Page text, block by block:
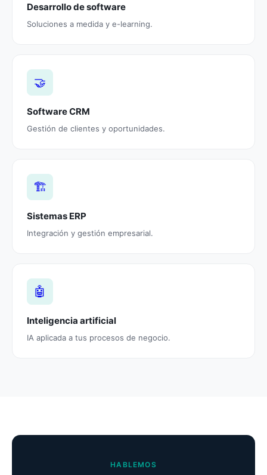
Desarrollo de software
Soluciones a medida y e-learning.
🤝
Software CRM
Gestión de clientes y oportunidades.
🏗️
Sistemas ERP
Integración y gestión empresarial.
🤖
Inteligencia artificial
IA aplicada a tus procesos de negocio.
HABLEMOS